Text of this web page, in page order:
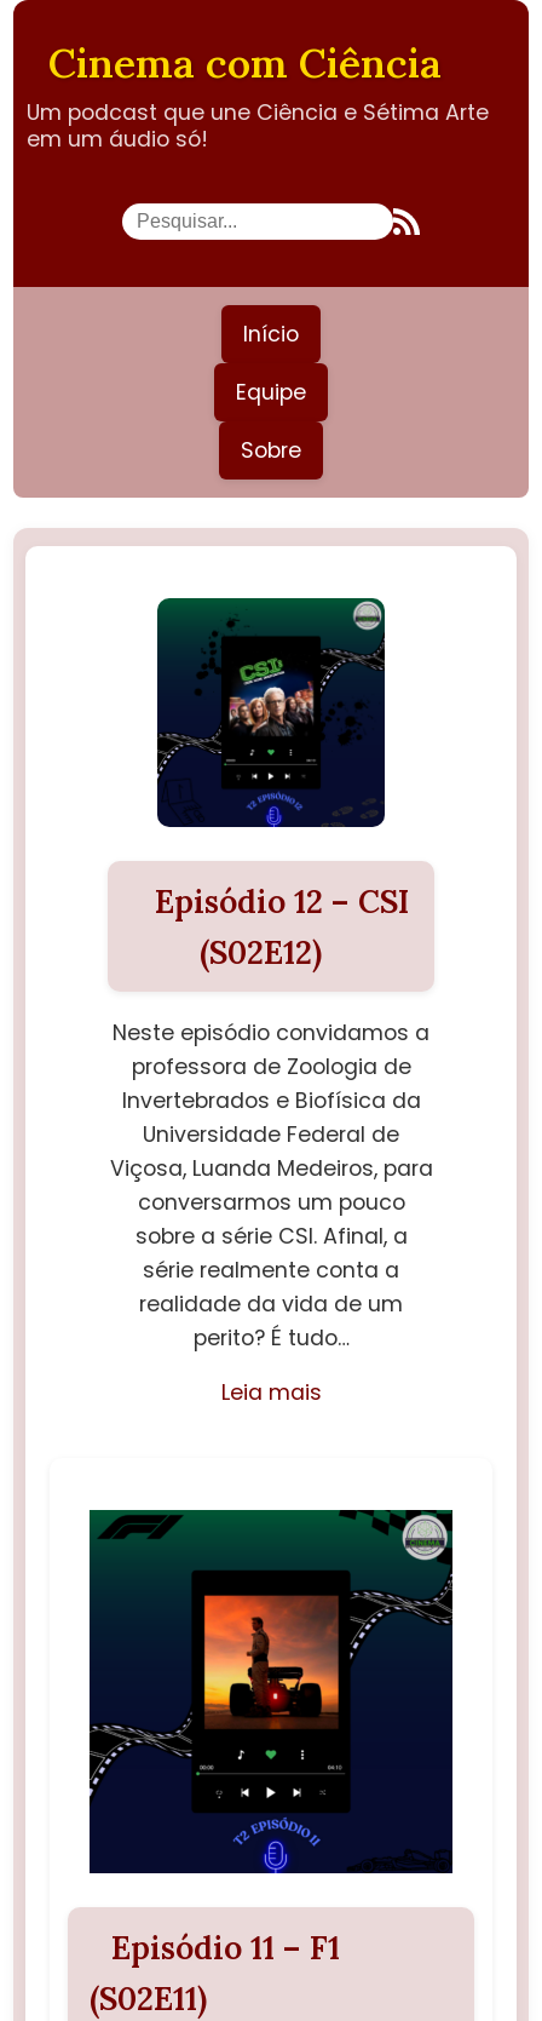
Cinema com Ciência
Um podcast que une Ciência e Sétima Arte
em um áudio só!
Início
Equipe
Sobre
Episódio 12 – CSI
(S02E12)
Neste episódio convidamos a
professora de Zoologia de
Invertebrados e Biofísica da
Universidade Federal de
Viçosa, Luanda Medeiros, para
conversarmos um pouco
sobre a série CSI. Afinal, a
série realmente conta a
realidade da vida de um
perito? É tudo…
Leia mais
Episódio 11 – F1
(S02E11)